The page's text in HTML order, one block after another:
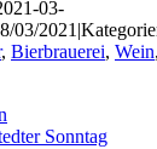
03-
03/2021 |
, Bierbrauerei, Wein,
Sonntag